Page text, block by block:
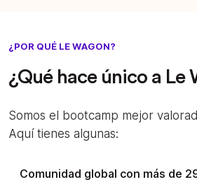
¿POR QUÉ LE WAGON?
¿Qué hace único a Le
Somos el bootcamp mejor
Aquí tienes algunas:
Comunidad global con más de